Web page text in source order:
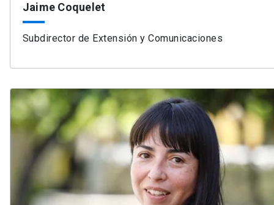
Jaime Coquelet
Subdirector de Extensión y Comunicaciones